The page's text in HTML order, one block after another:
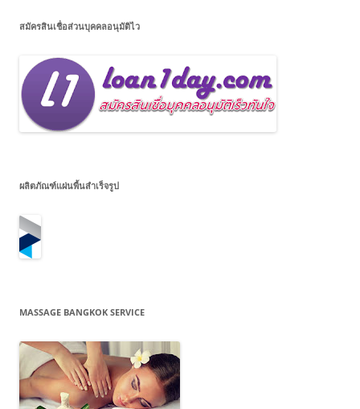
สมัครสินเชื่อส่วนบุคคลอนุมัติไว
ผลิตภัณฑ์แผ่นพื้นสำเร็จรูป
MASSAGE BANGKOK SERVICE